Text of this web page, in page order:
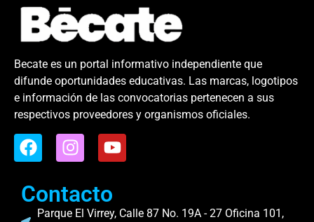
Becate es un portal informativo independiente que
difunde oportunidades educativas. Las marcas, logotipos
e información de las convocatorias pertenecen a sus
respectivos proveedores y organismos oficiales.
Contacto
Parque El Virrey, Calle 87 No. 19A - 27 Oficina 101,